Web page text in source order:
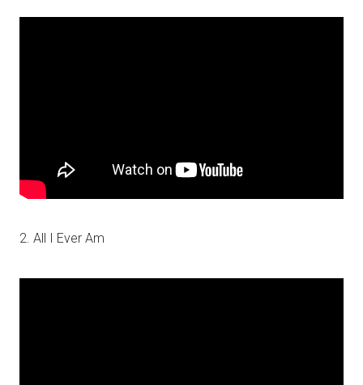
2. All I Ever Am